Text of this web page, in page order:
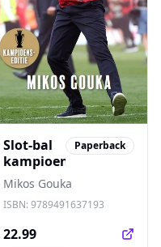
Slot-bal
kampioenseditie
Paperback
Mikos Gouka
ISBN:9789491637193
22.99